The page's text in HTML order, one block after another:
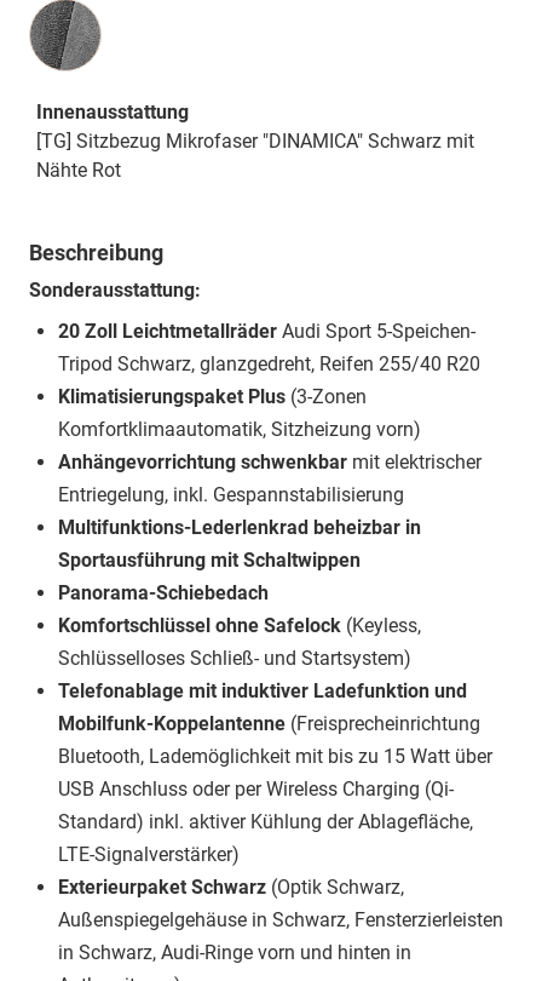
Innenausstattung
Innenausstattung
[TG] Sitzbezug Mikrofaser "DINAMICA" Schwarz mit
Nähte Rot
Beschreibung
Sonderausstattung:
20 Zoll Leichtmetallräder Audi Sport 5-Speichen-
Tripod Schwarz, glanzgedreht, Reifen 255/40 R20
Klimatisierungspaket Plus (3-Zonen
Komfortklimaautomatik, Sitzheizung vorn)
Anhängevorrichtung schwenkbar mit elektrischer
Entriegelung, inkl. Gespannstabilisierung
Multifunktions-Lederlenkrad beheizbar in
Sportausführung mit Schaltwippen
Panorama-Schiebedach
Komfortschlüssel ohne Safelock (Keyless,
Schlüsselloses Schließ- und Startsystem)
Telefonablage mit induktiver Ladefunktion und
Mobilfunk-Koppelantenne (Freisprecheinrichtung
Bluetooth, Lademöglichkeit mit bis zu 15 Watt über
USB Anschluss oder per Wireless Charging (Qi-
Standard) inkl. aktiver Kühlung der Ablagefläche,
LTE-Signalverstärker)
Exterieurpaket Schwarz (Optik Schwarz,
Außenspiegelgehäuse in Schwarz, Fensterzierleisten
in Schwarz, Audi-Ringe vorn und hinten in